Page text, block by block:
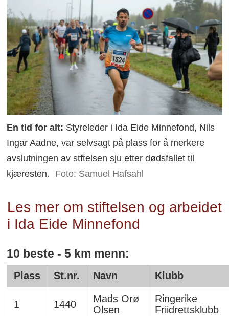
En tid for alt: Styreleder i Ida Eide Minnefond, Nils
Ingar Aadne, var selvsagt på plass for å merkere
avslutningen av stftelsen sju etter dødsfallet til
kjæresten.
Foto: Samuel Hafsahl
Les mer om stiftelsen og arbeidet
i Ida Eide Minnefond
10 beste - 5 km menn:
Plass St.nr. Navn Klubb
1 1440
Mads Orø
Olsen
Ringerike
Friidrettsklubb